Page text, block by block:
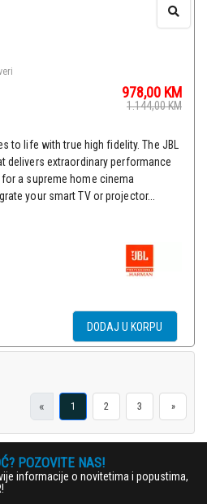
978,00 KM
1.144,00KM
to life with true high fidelity. The JBL
delivers extraordinary performance
a supreme home cinema
your smart TV or projector...
DODAJ U KORPU
« 1 2 3 »
POZOVITE NAS!
informacije o novitetima i popustima,